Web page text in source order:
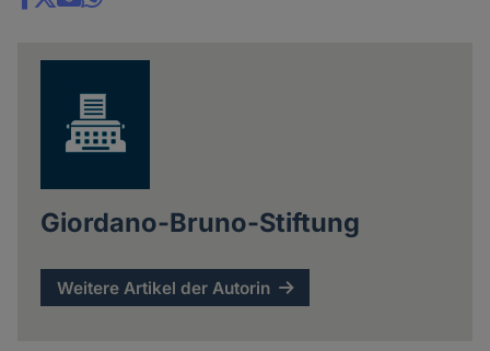
Share
Giordano-Bruno-Stiftung
Weitere Artikel der Autorin